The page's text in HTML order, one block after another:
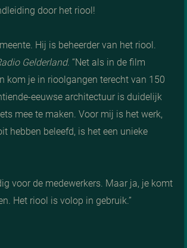
door het riool!
Hij is beheerder van het riool.
Gelderland. “Net als in de film
kom je in rioolgangen terecht van 150
eeuwse architectuur is duidelijk
mee te maken. Voor mij is het werk,
hebben beleefd, is het een unieke
voor de medewerkers. Maar ja, je komt
Het riool is volop in gebruik.”